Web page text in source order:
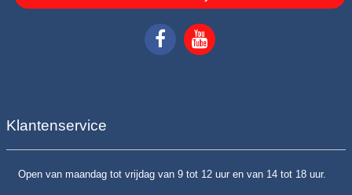
Klantenservice
Open van maandag tot vrijdag van 9 tot 12 uur en van 14 tot 18 uur.